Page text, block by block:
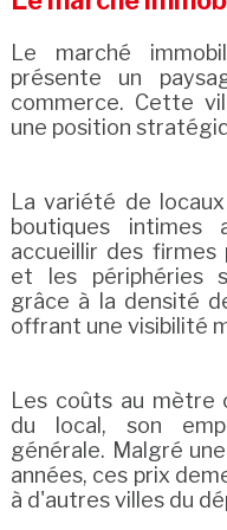
Le marché
présente un
commerce. Cette
une position
La variété de
boutiques intimes
accueillir des firmes
et les périphéries
grâce à la densité
offrant une visibilité
Les coûts au mètre
du local, son
générale. Malgré
années, ces prix
à d'autres villes du